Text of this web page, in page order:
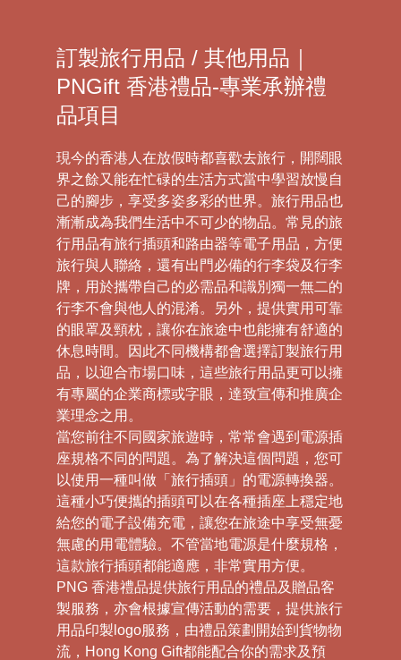
訂製旅行用品 / 其他用品｜
PNGift 香港禮品-專業承辦禮
品項目
現今的香港人在放假時都喜歡去旅行，開闊眼
界之餘又能在忙碌的生活方式當中學習放慢自
己的腳步，享受多姿多彩的世界。旅行用品也
漸漸成為我們生活中不可少的物品。常見的旅
行用品有旅行插頭和路由器等電子用品，方便
旅行與人聯絡，還有出門必備的行李袋及行李
牌，用於攜帶自己的必需品和識別獨一無二的
行李不會與他人的混淆。另外，提供實用可靠
的眼罩及頸枕，讓你在旅途中也能擁有舒適的
休息時間。因此不同機構都會選擇訂製旅行用
品，以迎合市場口味，這些旅行用品更可以擁
有專屬的企業商標或字眼，達致宣傳和推廣企
業理念之用。
當您前往不同國家旅遊時，常常會遇到電源插
座規格不同的問題。為了解決這個問題，您可
以使用一種叫做「旅行插頭」的電源轉換器。
這種小巧便攜的插頭可以在各種插座上穩定地
給您的電子設備充電，讓您在旅途中享受無憂
無慮的用電體驗。不管當地電源是什麼規格，
這款旅行插頭都能適應，非常實用方便。
PNG 香港禮品提供旅行用品的禮品及贈品客
製服務，亦會根據宣傳活動的需要，提供旅行
用品印製logo服務，由禮品策劃開始到貨物物
流，Hong Kong Gift都能配合你的需求及預